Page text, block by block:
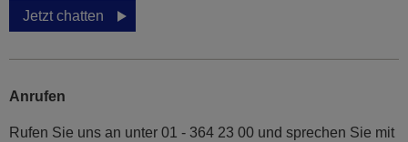
Jetzt chatten
Anrufen
Rufen Sie uns an unter 01 - 364 23 00 und sprechen Sie mit